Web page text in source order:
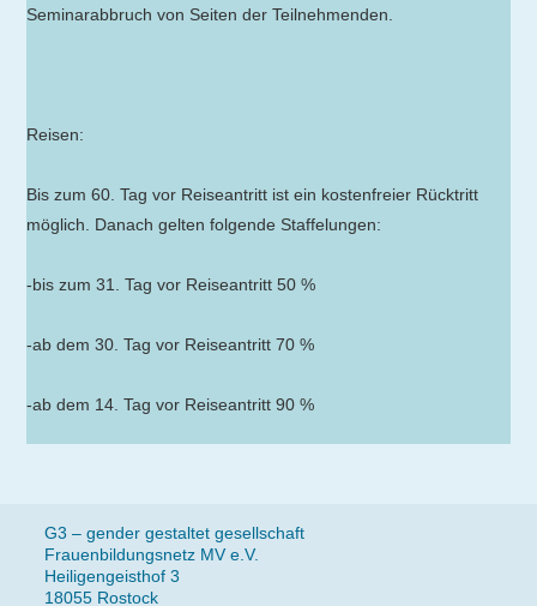
Seminarabbruch von Seiten der Teilnehmenden.
Reisen:
Bis zum 60. Tag vor Reiseantritt ist ein kostenfreier Rücktritt
möglich. Danach gelten folgende Staffelungen:
-bis zum 31. Tag vor Reiseantritt 50 %
-ab dem 30. Tag vor Reiseantritt 70 %
-ab dem 14. Tag vor Reiseantritt 90 %
G3 – gender gestaltet gesellschaft
Frauenbildungsnetz MV e.V.
Heiligengeisthof 3
18055 Rostock